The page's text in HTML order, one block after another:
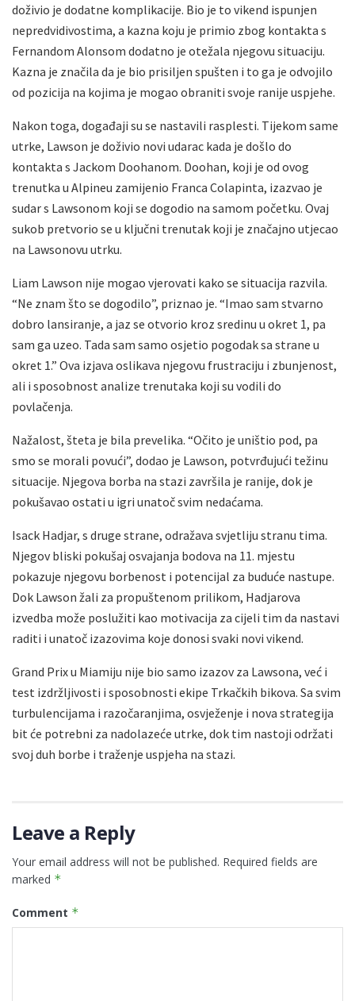
doživio je dodatne komplikacije. Bio je to vikend ispunjen
nepredvidivostima, a kazna koju je primio zbog kontakta s
Fernandom Alonsom dodatno je otežala njegovu situaciju.
Kazna je značila da je bio prisiljen spušten i to ga je odvojilo
od pozicija na kojima je mogao obraniti svoje ranije uspjehe.
Nakon toga, događaji su se nastavili rasplesti. Tijekom same
utrke, Lawson je doživio novi udarac kada je došlo do
kontakta s Jackom Doohanom. Doohan, koji je od ovog
trenutka u Alpineu zamijenio Franca Colapinta, izazvao je
sudar s Lawsonom koji se dogodio na samom početku. Ovaj
sukob pretvorio se u ključni trenutak koji je značajno utjecao
na Lawsonovu utrku.
Liam Lawson nije mogao vjerovati kako se situacija razvila.
“Ne znam što se dogodilo”, priznao je. “Imao sam stvarno
dobro lansiranje, a jaz se otvorio kroz sredinu u okret 1, pa
sam ga uzeo. Tada sam samo osjetio pogodak sa strane u
okret 1.” Ova izjava oslikava njegovu frustraciju i zbunjenost,
ali i sposobnost analize trenutaka koji su vodili do
povlačenja.
Nažalost, šteta je bila prevelika. “Očito je uništio pod, pa
smo se morali povući”, dodao je Lawson, potvrđujući težinu
situacije. Njegova borba na stazi završila je ranije, dok je
pokušavao ostati u igri unatoč svim nedaćama.
Isack Hadjar, s druge strane, odražava svjetliju stranu tima.
Njegov bliski pokušaj osvajanja bodova na 11. mjestu
pokazuje njegovu borbenost i potencijal za buduće nastupe.
Dok Lawson žali za propuštenom prilikom, Hadjarova
izvedba može poslužiti kao motivacija za cijeli tim da nastavi
raditi i unatoč izazovima koje donosi svaki novi vikend.
Grand Prix u Miamiju nije bio samo izazov za Lawsona, već i
test izdržljivosti i sposobnosti ekipe Trkačkih bikova. Sa svim
turbulencijama i razočaranjima, osvježenje i nova strategija
bit će potrebni za nadolazeće utrke, dok tim nastoji održati
svoj duh borbe i traženje uspjeha na stazi.
Leave a Reply
Your email address will not be published. Required fields are
marked *
Comment *